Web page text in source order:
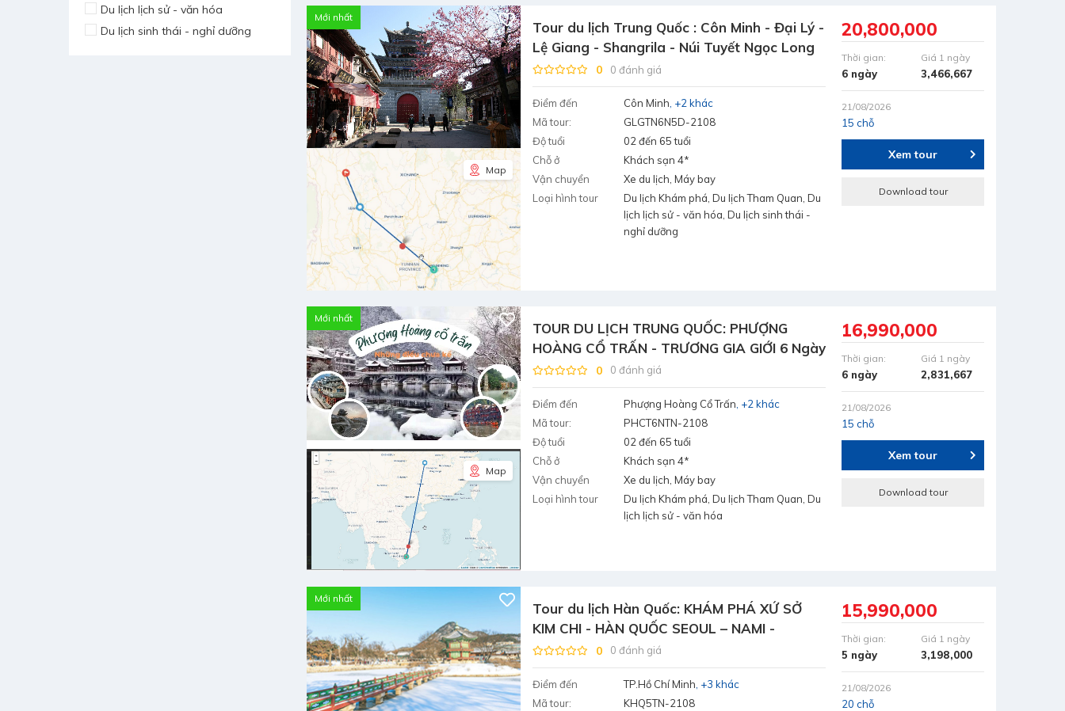
Du lịch lịch sử - văn hóa
Du lịch sinh thái - nghỉ dưỡng
Mới nhất
Map
Tour du lịch Trung Quốc : Côn Minh - Đại Lý -
Lệ Giang - Shangrila - Núi Tuyết Ngọc Long
6N5D
0 0 đánh giá
Điểm đến Côn Minh +2 khác
Mã tour:
GLGTN6N5D-2108
Độ tuổi
02 đến 65 tuổi
Chỗ ở
Khách sạn 4*
Vận chuyển
Xe du lịch, Máy bay
Loại hình tour
Du lịch Khám phá, Du lịch Tham Quan, Du
lịch lịch sử - văn hóa, Du lịch sinh thái -
nghỉ dưỡng
20,800,000
Thời gian:
6 ngày
Giá 1 ngày
3,466,667
21/08/2026
15 chỗ
Xem tour
Download tour
Mới nhất
Map
TOUR DU LỊCH TRUNG QUỐC: PHƯỢNG
HOÀNG CỔ TRẤN - TRƯƠNG GIA GIỚI 6 Ngày
5 Đêm
0 0 đánh giá
Điểm đến Phượng Hoàng Cổ Trấn +2 khác
Mã tour:
PHCT6NTN-2108
Độ tuổi
02 đến 65 tuổi
Chỗ ở
Khách sạn 4*
Vận chuyển
Xe du lịch, Máy bay
Loại hình tour
Du lịch Khám phá, Du lịch Tham Quan, Du
lịch lịch sử - văn hóa
16,990,000
Thời gian:
6 ngày
Giá 1 ngày
2,831,667
21/08/2026
15 chỗ
Xem tour
Download tour
Mới nhất
Tour du lịch Hàn Quốc: KHÁM PHÁ XỨ SỞ
KIM CHI - HÀN QUỐC SEOUL – NAMI -
EVERLAND (5 NGÀY - 4 ĐÊM)
0 0 đánh giá
Điểm đến TP.Hồ Chí Minh +3 khác
Mã tour:
KHQ5TN-2108
15,990,000
Thời gian:
5 ngày
Giá 1 ngày
3,198,000
21/08/2026
20 chỗ